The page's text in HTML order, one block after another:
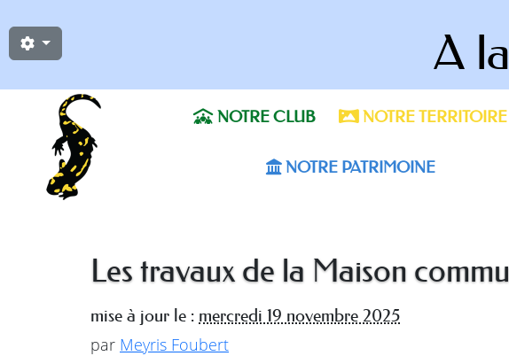
A
NOTRE CLUB NOTRE TERRITOIRE
NOTRE PATRIMOINE
Les travaux de la Maison
mise à jour le : mercredi 19 novembre 2025
par Meyris Foubert